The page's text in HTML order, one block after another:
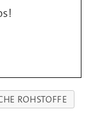
ROHSTOFFE